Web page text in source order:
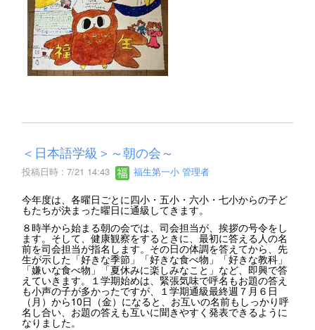
＜日本語学級＞～朝の会～
投稿日時 : 7/21 14:43 福生第一小 管理者
今年度は、各曜日ごとに四小・五小・六小・七小からの子ど
もたちが決まった曜日に通級してきます。
８時半から始まる朝の会では、司会担当が、挨拶の号令をし
ます。そして、健康観察をするときに、最初に答える人の名
前を司会担当が指名します。その日の体調を答えてから、先
生が示した「好きな季節」「好きな食べ物」「好きな教科」
「嫌いな食べ物」「夏休みに楽しみなこと」など、即興で答
えていきます。１学期始めは、緊張気味で呼名もお題の答え
も小声の子が多かったですが、１学期通級最終週７月６日
（月）から10日（金）になると、お互いの名前もしっかり呼
名し合い、お題の答えも互いに聞きやすく発表できるように
なりました。